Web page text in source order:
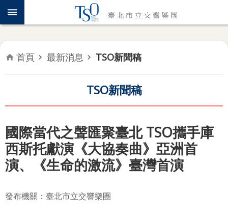
跳到主要內容區塊
認
識
年
音
樂
會
推
教
首頁 最新消息 TSO新聞稿
TSO新聞稿
國際當代之聲匯聚臺北 TSO攜手庫
西斯托獻演《大協奏曲》亞洲首
演、《生命的激流》臺灣首演
發布機關：臺北市立交響樂團